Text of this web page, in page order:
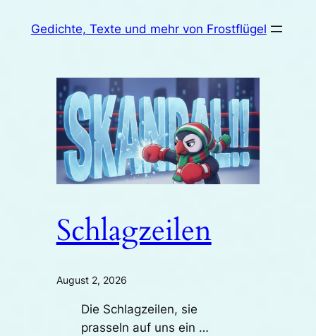
InhaltGedichte, Texte und mehr von Frostflügel
Schlagzeilen
August 2, 2026
Die Schlagzeilen, sie
prasseln auf uns ein …